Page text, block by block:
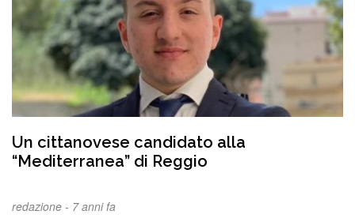
Un cittanovese candidato alla
“Mediterranea” di Reggio
redazione - 7 anni fa